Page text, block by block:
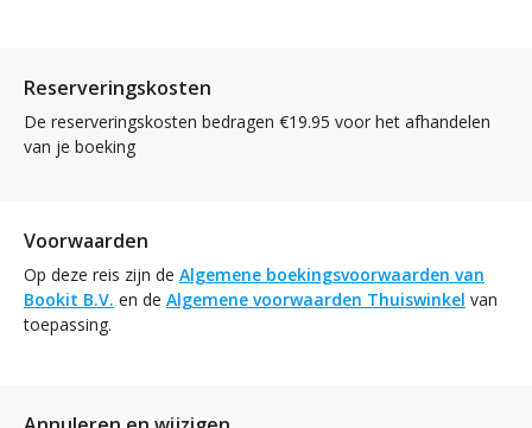
Reserveringskosten
De reserveringskosten bedragen €19.95 voor het afhandelen
van je boeking
Voorwaarden
Op deze reis zijn de Algemene boekingsvoorwaarden van
Bookit B.V. en de Algemene voorwaarden Thuiswinkel van
toepassing.